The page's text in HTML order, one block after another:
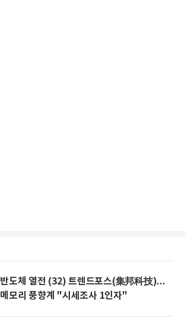
반도체 열전 (32) 트렌드포스(集邦科技)...
메모리 풍향계 "시세조사 1인자"